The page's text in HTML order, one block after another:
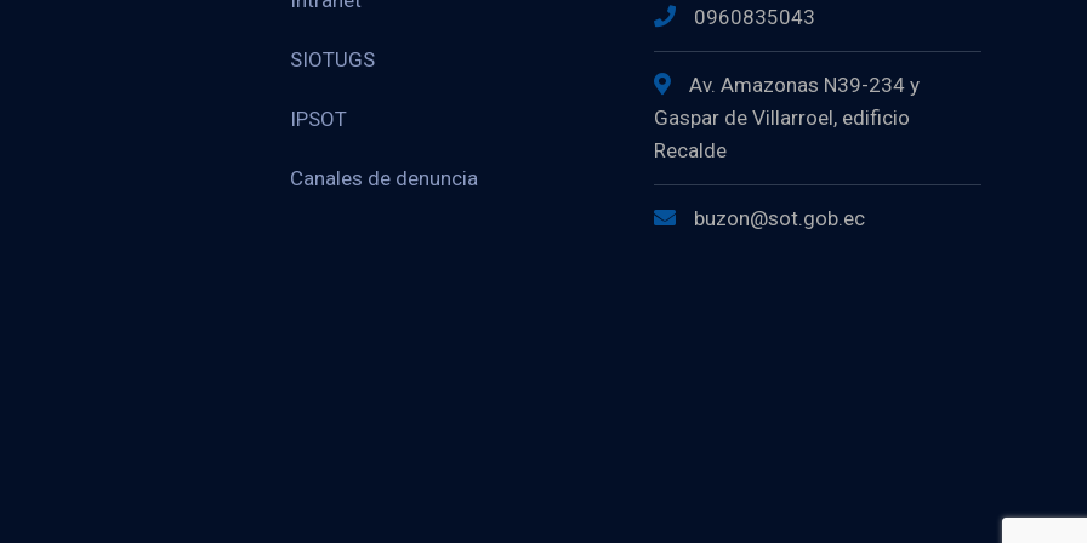
SIOTUGS
IPSOT
Canales de denuncia
0960835043
Av. Amazonas N39-234 y
Gaspar de Villarroel, edificio
Recalde
buzon@sot.gob.ec